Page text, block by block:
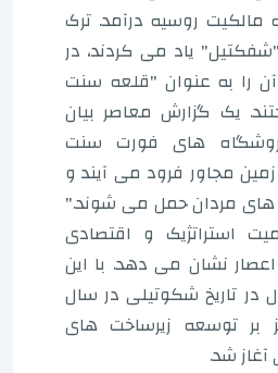
روسیه درآمد. ترک
یاد می کردند، در
را به عنوان "قلعه سنت
یک گزارش معاصر بیان
های فورت سنت
مجاور فرود می آیند و
های مردان حمل می شوند."
استراتژیک و اقتصادی
نشان می دهد. با این
در تاریخ شکوتیلی در سال
بر توسعه زیرساخت های
شد.